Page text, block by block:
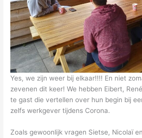
Yes, we zijn weer bij elkaar!!!! En niet
zevenen dit keer! We hebben Eibert,
te gast die vertellen over hun begin bij
zelfs werkgever tijdens Corona.
Zoals gewoonlijk vragen Sietse, Nicolaï